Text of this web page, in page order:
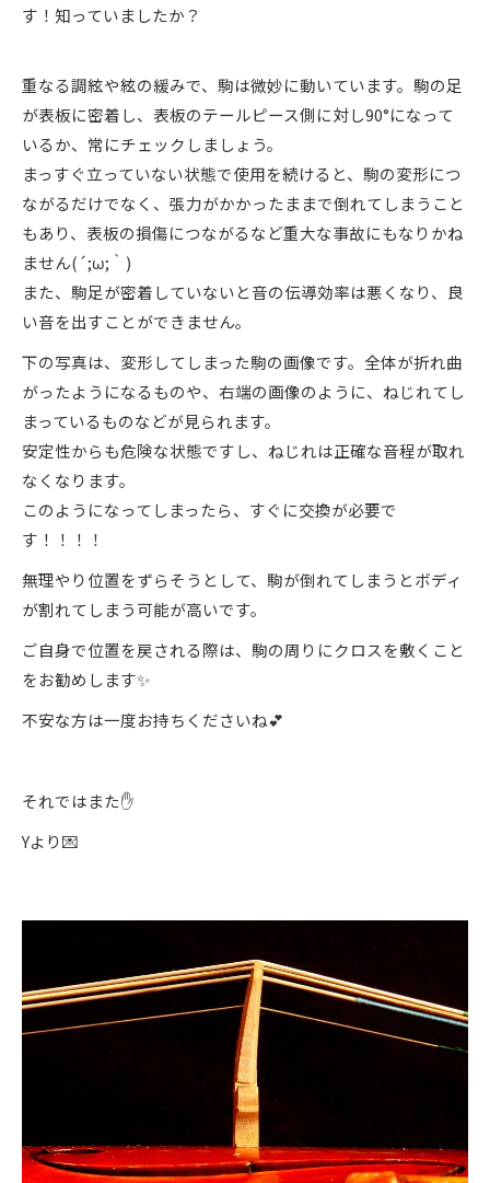
す！知っていましたか？
重なる調絃や絃の緩みで、駒は微妙に動いています。駒の足
が表板に密着し、表板のテールピース側に対し90°になって
いるか、常にチェックしましょう。
まっすぐ立っていない状態で使用を続けると、駒の変形につ
ながるだけでなく、張力がかかったままで倒れてしまうこと
もあり、表板の損傷につながるなど重大な事故にもなりかね
ません(´;ω;｀)
また、駒足が密着していないと音の伝導効率は悪くなり、良
い音を出すことができません。
下の写真は、変形してしまった駒の画像です。全体が折れ曲
がったようになるものや、右端の画像のように、ねじれてし
まっているものなどが見られます。
安定性からも危険な状態ですし、ねじれは正確な音程が取れ
なくなります。
このようになってしまったら、すぐに交換が必要で
す！！！！
無理やり位置をずらそうとして、駒が倒れてしまうとボディ
が割れてしまう可能が高いです。
ご自身で位置を戻される際は、駒の周りにクロスを敷くこと
をお勧めします✨
不安な方は一度お持ちくださいね💕
それではまた✋
Yより💌